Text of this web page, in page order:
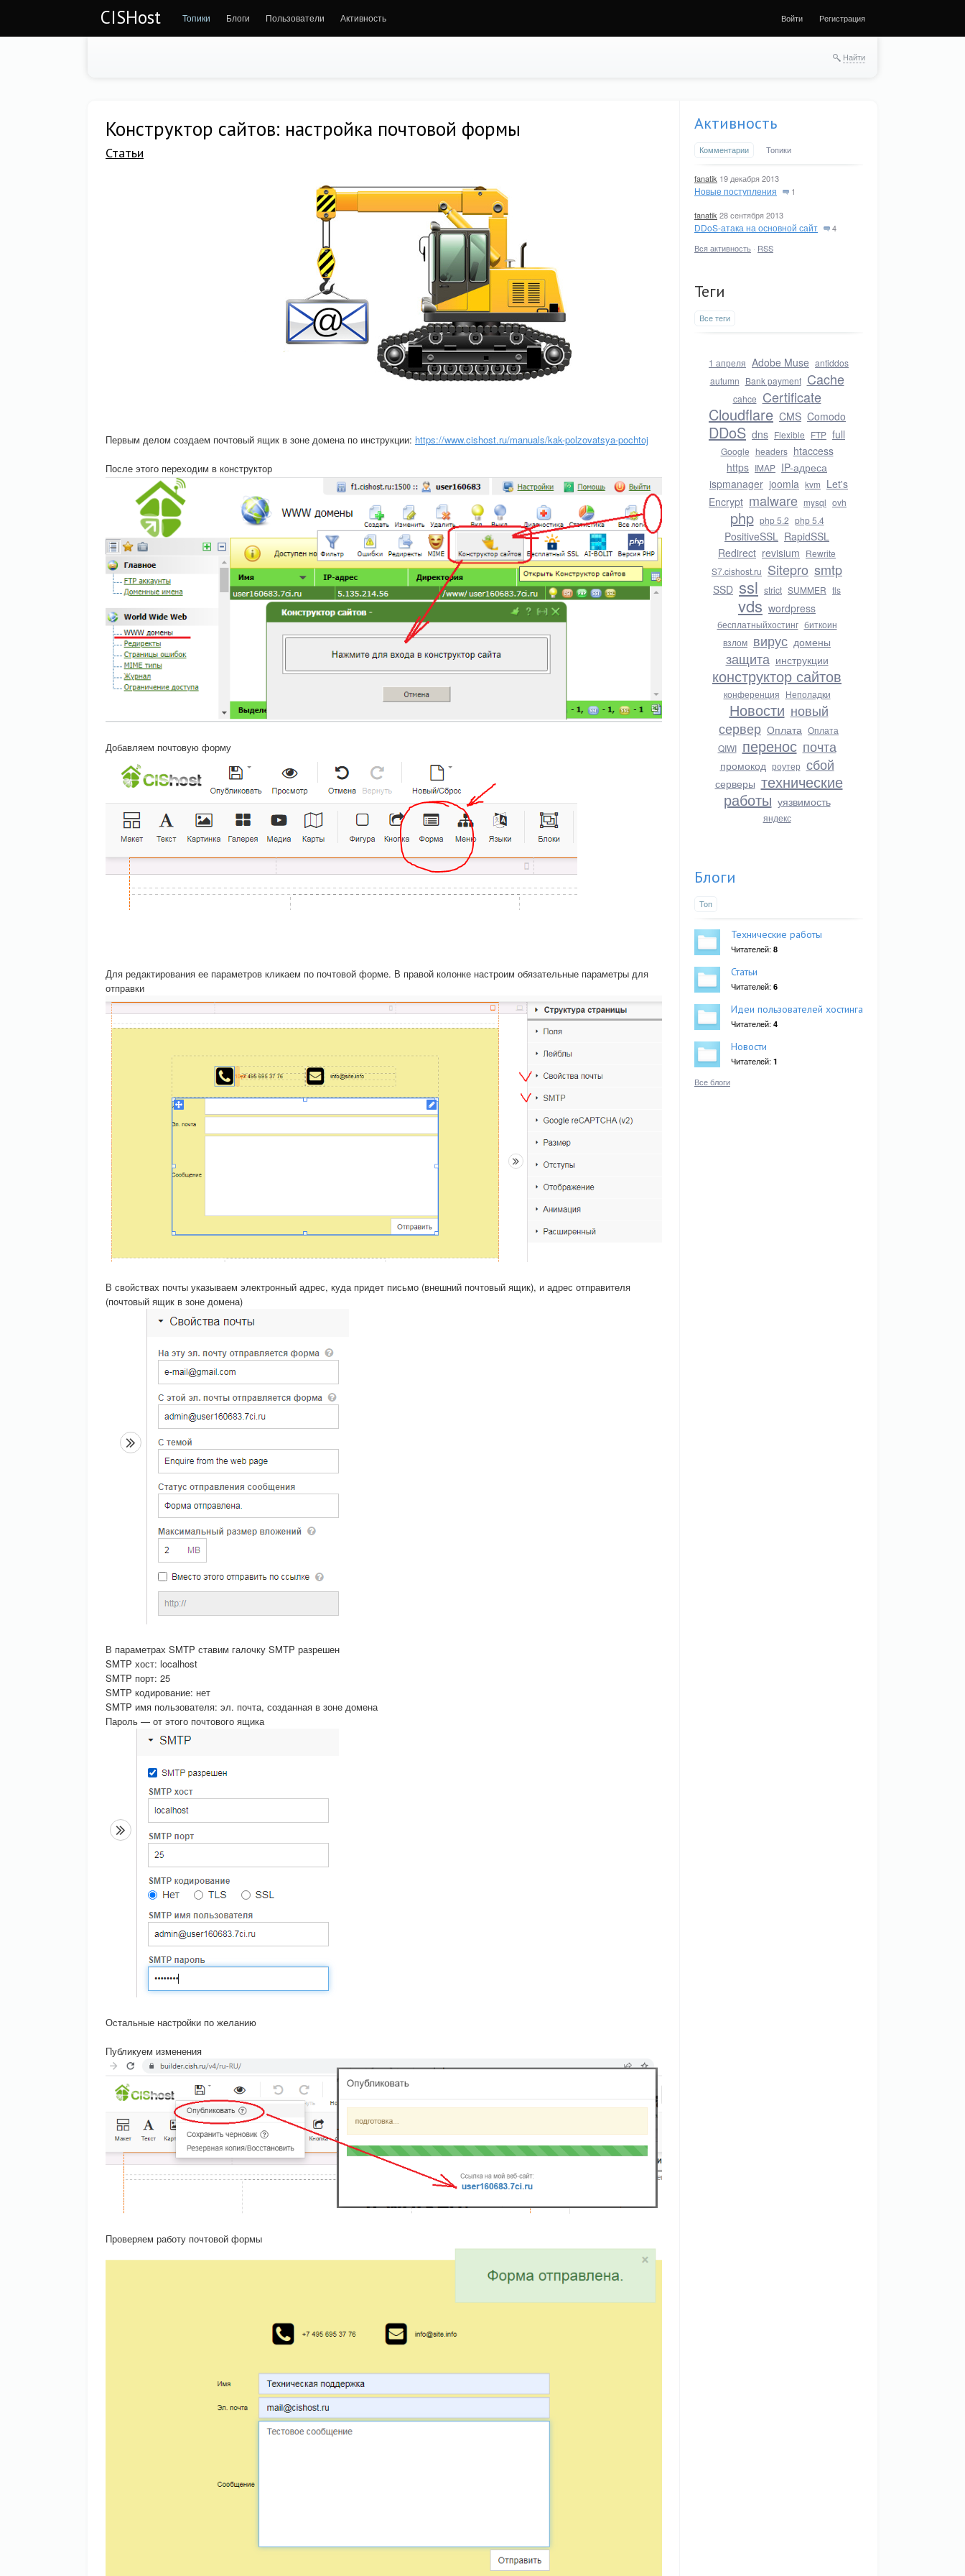
CISHost Топики Блоги Пользователи Активность Войти Регистрация
Найти
Конструктор сайтов: настройка почтовой формы
Статьи
Первым делом создаем почтовый ящик в зоне домена по инструкции: https://www.cishost.ru/manuals/kak-polzovatsya-pochtoj
После этого переходим в конструктор
Добавляем почтовую форму
Для редактирования ее параметров кликаем по почтовой форме. В правой колонке настроим обязательные параметры для
отправки
В свойствах почты указываем электронный адрес, куда придет письмо (внешний почтовый ящик), и адрес отправителя
(почтовый ящик в зоне домена)
В параметрах SMTP ставим галочку SMTP разрешен
SMTP хост: localhost
SMTP порт: 25
SMTP кодирование: нет
SMTP имя пользователя: эл. почта, созданная в зоне домена
Пароль — от этого почтового ящика
Остальные настройки по желанию
Публикуем изменения
Проверяем работу почтовой формы
Активность
Комментарии Топики
fanatik 19 декабря 2013
Новые поступления 1
fanatik 28 сентября 2013
DDoS-атака на основной сайт
4
Вся активность · RSS
Теги
Все теги
1 апреля Adobe Muse antiddos
autumn Bank payment Cache
cahce Certificate
Cloudflare CMS Comodo
DDoS dns Flexible FTP full
Google headers htaccess
https IMAP IP-адреса
ispmanager joomla kvm Let's
Encrypt malware mysql ovh
php php 5.2 php 5.4
PositiveSSL RapidSSL
Redirect revisium Rewrite
S7.cishost.ru Sitepro smtp
SSD ssl strict SUMMER tls
vds wordpress
бесплатныйхостинг биткоин
взлом вирус домены
защита инструкции
конструктор сайтов
конференция Неполадки
Новости новый
сервер Оплата Оплата
QIWI перенос почта
промокод роутер сбой
серверы технические
работы уязвимость
яндекс
Блоги
Топ
Технические работы
Читателей: 8
Статьи
Читателей: 6
Идеи пользователей хостинга
Читателей: 4
Новости
Читателей: 1
Все блоги